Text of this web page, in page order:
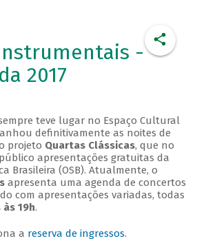
-
2017
teve lugar no Espaço Cultural
ganhou definitivamente as noites de
projeto Quartas Clássicas, que no
apresentações gratuitas da
Brasileira (OSB). Atualmente, o
apresenta uma agenda de concertos
com apresentações variadas, todas
19h.
a reserva de ingressos.